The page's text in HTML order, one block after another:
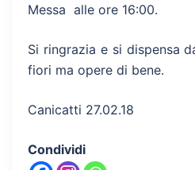
Messa alle ore 16:00.
Si ringrazia e si dispensa
fiori ma opere di bene.
Canicatti 27.02.18
Condividi